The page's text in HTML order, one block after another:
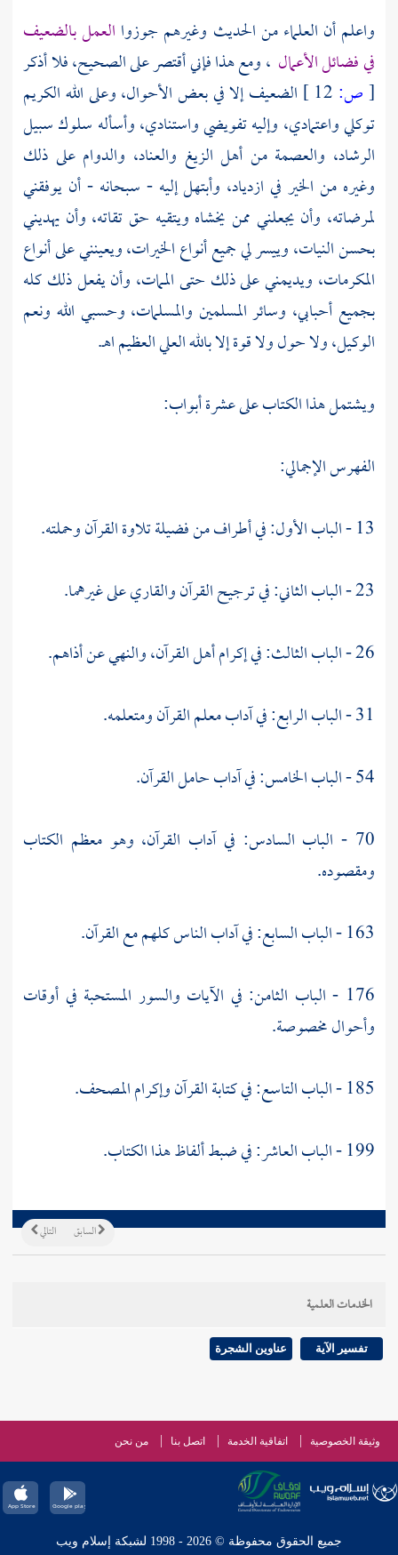
واعلم أن العلماء من الحديث وغيرهم جوزوا العمل بالضعيف
في فضائل الأعمال ، ومع هذا فإني أقتصر على الصحيح، فلا أذكر
[ص:
الضعيف إلا في بعض الأحوال، وعلى الله الكريم
توكلي واعتمادي، وإليه تفويضي واستنادي، وأسأله سلوك سبيل
الرشاد، والعصمة من أهل الزيغ والعناد، والدوام على ذلك
وغيره من الخير في ازدياد، وأبتهل إليه - سبحانه - أن يوفقني
لمرضاته، وأن يجعلني ممن يخشاه ويتقيه حق تقاته، وأن يهديني
بحسن النيات، وييسر لي جميع أنواع الخيرات، ويعينني على أنواع
المكرمات، ويديمني على ذلك حتى الممات، وأن يفعل ذلك كله
بجميع أحبابي، وسائر المسلمين والمسلمات، وحسبي الله ونعم
الوكيل، ولا حول ولا قوة إلا بالله العلي العظيم اهـ.
ويشتمل هذا الكتاب على عشرة أبواب:
الفهرس الإجمالي:
13 - الباب الأول: في أطراف من فضيلة تلاوة القرآن وحملته.
23 - الباب الثاني: في ترجيح القرآن والقاري على غيرهما.
26 - الباب الثالث: في إكرام أهل القرآن، والنهي عن أذاهم.
31 - الباب الرابع: في آداب معلم القرآن ومتعلمه.
54 - الباب الخامس: في آداب حامل القرآن.
70 - الباب السادس: في آداب القرآن، وهو معظم الكتاب
ومقصوده.
163 - الباب السابع: في آداب الناس كلهم مع القرآن.
176 - الباب الثامن: في الآيات والسور المستحبة في أوقات
وأحوال مخصوصة.
185 - الباب التاسع: في كتابة القرآن وإكرام المصحف.
199 - الباب العاشر: في ضبط ألفاظ هذا الكتاب.
التالي السابق
الخدمات العلمية
تفسير الآية عناوين الشجرة
وثيقة الخصوصية اتفاقية الخدمة اتصل بنا من نحن
جميع الحقوق محفوظة © 2026 - 1998 لشبكة إسلام ويب